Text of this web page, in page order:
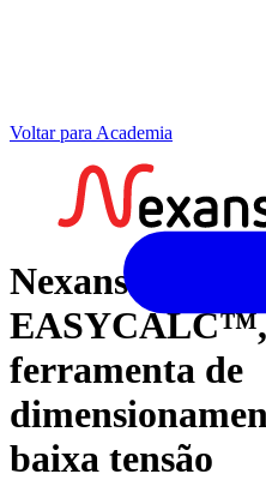
Voltar para Academia
Nexans
ferramenta de
baixa tensão